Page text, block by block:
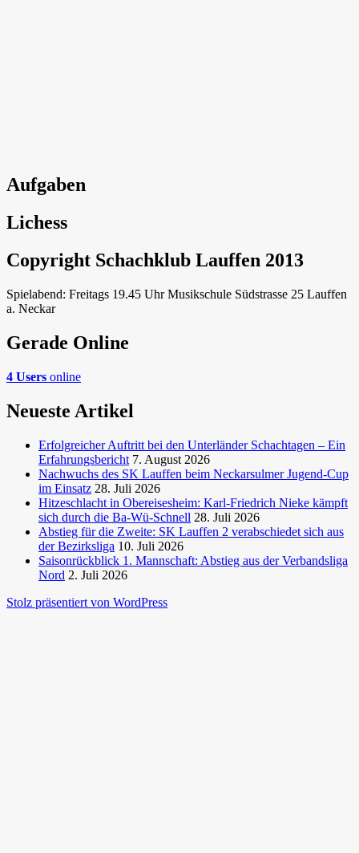
Aufgaben
Lichess
Copyright Schachklub Lauffen 2013
Spielabend: Freitags 19.45 Uhr Musikschule Südstrasse 25 Lauffen
a. Neckar
Gerade Online
4 Users online
Neueste Artikel
Erfolgreicher Auftritt bei den Unterländer Schachtagen – Ein
Erfahrungsbericht 7. August 2026
Nachwuchs des SK Lauffen beim Neckarsulmer Jugend-Cup
im Einsatz 28. Juli 2026
Hitzeschlacht in Obereisesheim: Karl-Friedrich Nieke kämpft
sich durch die Ba-Wü-Schnell 28. Juli 2026
Abstieg für die Zweite: SK Lauffen 2 verabschiedet sich aus
der Bezirksliga 10. Juli 2026
Saisonrückblick 1. Mannschaft: Abstieg aus der Verbandsliga
Nord 2. Juli 2026
Stolz präsentiert von WordPress